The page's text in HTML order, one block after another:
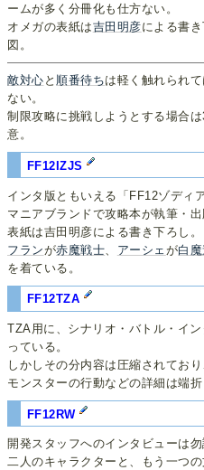
ームが多く分冊化も仕方ない。
オメガの表紙は吉田明彦による書
図。
敵対心 と 順番待ちは軽く触れられ
ない。
制限攻略に挑戦しようとする場合
意。
FF12IZJS
インタ版ともいえる「FF12ゾディ
マニアブランドで攻略本が執筆・出
表紙は吉田明彦による書き下ろし。
フランが赤魔戦士 アーシェ が白
を着ている。
FF12TZA
TZA用に、シナリオ・バトル・イ
っている。
しかしその分内容は圧縮されてお
モンスターの行動などの詳細は端折
FF12RW
開発スタッフへのインタビューは
二人のキャラクターと、もう一つ